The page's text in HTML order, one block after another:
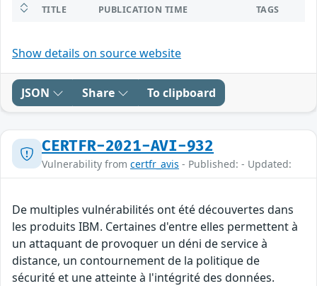
TITLE PUBLICATION TIME TAGS
Show details on source website
JSON Share To clipboard
CERTFR-2021-AVI-932
Vulnerability from certfr_avis - Published: - Updated:
De multiples vulnérabilités ont été découvertes dans
les produits IBM. Certaines d'entre elles permettent à
un attaquant de provoquer un déni de service à
distance, un contournement de la politique de
sécurité et une atteinte à l'intégrité des données.